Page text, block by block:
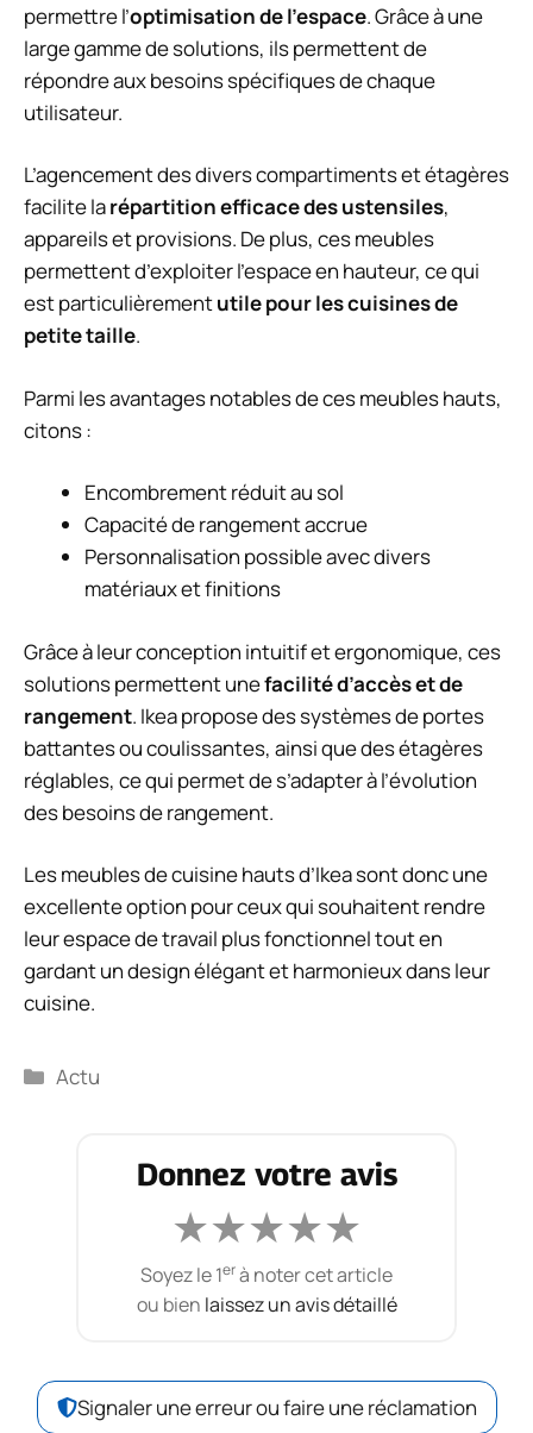
permettre l’optimisation de l’espace. Grâce à une
large gamme de solutions, ils permettent de
répondre aux besoins spécifiques de chaque
utilisateur.
L’agencement des divers compartiments et étagères
facilite larépartition efficace des ustensiles,
appareils et provisions. De plus, ces meubles
permettent d’exploiter l’espace en hauteur, ce qui
est particulièrementutile pour les cuisines de
petite taille.
Parmi les avantages notables de ces meubles hauts,
citons :
Encombrement réduit au sol
Capacité de rangement accrue
Personnalisation possible avec divers
matériaux et finitions
Grâce à leur conception intuitif et ergonomique, ces
solutions permettent unefacilité d’accès et de
rangement. Ikea propose des systèmes de portes
battantes ou coulissantes, ainsi que des étagères
réglables, ce qui permet de s’adapter à l’évolution
des besoins de rangement.
Les meubles de cuisine hauts d’Ikea sont donc une
excellente option pour ceux qui souhaitent rendre
leur espace de travail plus fonctionnel tout en
gardant un design élégant et harmonieux dans leur
cuisine.
Catégories
Actu
Donnez votre avis
★★★★★
Soyez le 1erà noter cet article
ou bien laissez un avis détaillé
Signaler une erreur ou faire une réclamation